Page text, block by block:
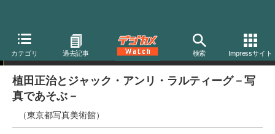
カテゴリ 過去記事 検索 Impressサイト
写真展
植田正治とジャック・アンリ・ラルティーグ－写
真であそぶ－
（東京都写真美術館）